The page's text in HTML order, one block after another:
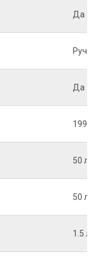
Да
Да
199 кг
50 л
50 л
1.5 л